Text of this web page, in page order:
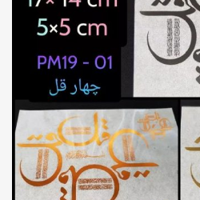
افزودن
به
علاقه
مندی
ها